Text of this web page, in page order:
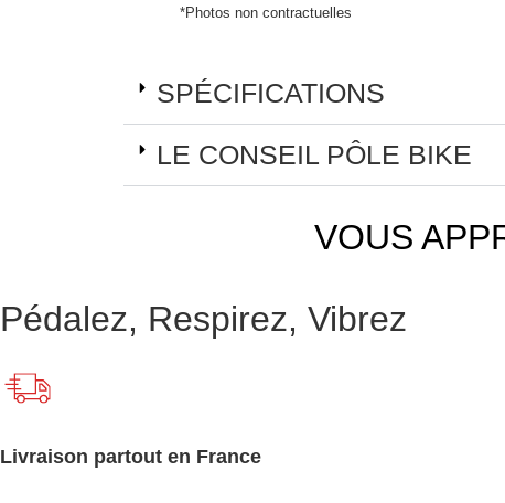
*Photos non contractuelles
SPÉCIFICATIONS
LE CONSEIL PÔLE BIKE
VOUS
Pédalez, Respirez, Vibrez
Livraison partout en France